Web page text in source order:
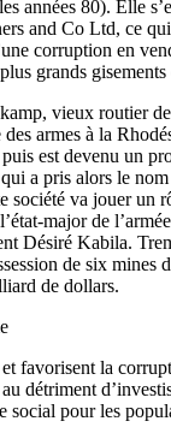
années 80). Elle
and Co Ltd, ce
corruption en
grands
vieux routier
armes à la
est devenu un
a pris alors le
société va jouer un
major de
Désiré Kabila.
de six mines
de dollars.
favorisent la
détriment
social pour les